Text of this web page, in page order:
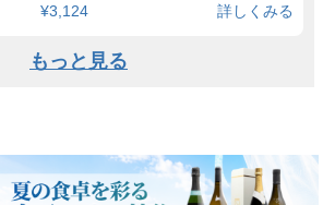
¥3,124 詳しくみる
もっと見る